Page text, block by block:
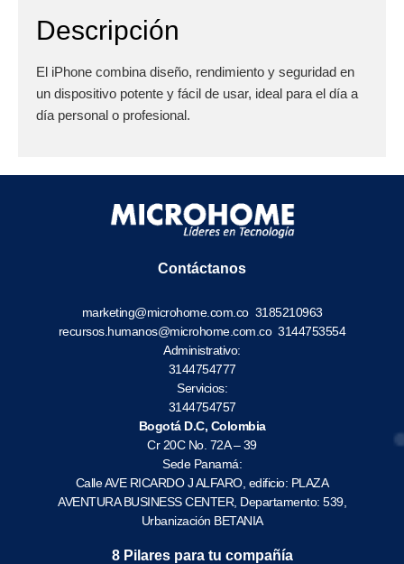
Descripción
El iPhone combina diseño, rendimiento y seguridad en
un dispositivo potente y fácil de usar, ideal para el día a
día personal o profesional.
Contáctanos
marketing@microhome.com.co 3185210963
recursos.humanos@microhome.com.co3144753554
Administrativo:
3144754777
Servicios:
3144754757
Bogotá D.C, Colombia
Cr 20C No. 72A – 39
Sede Panamá:
Calle AVE RICARDO J ALFARO, edificio: PLAZA
AVENTURA BUSINESS CENTER, Departamento: 539,
Urbanización BETANIA
8 Pilares para tu compañía